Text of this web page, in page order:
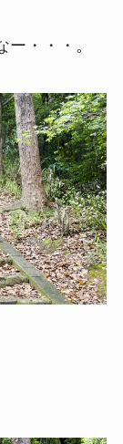
・・・。